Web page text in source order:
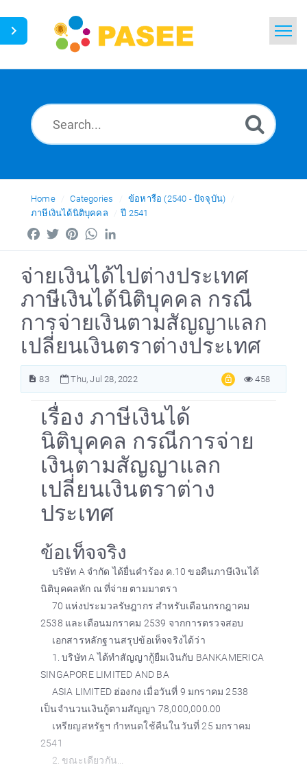
News
Ask a Question
Home Categories
ข้อหารือ (2540 - ปัจจุบัน)
ภาษีเงินได้นิติบุคคล
ปี 2541
FacebookTwitterPinterestWhatsApp
จ่ายเงินได้ไปต่างประเทศ
ภาษีเงินได้นิติบุคคล กรณี
การจ่ายเงินตามสัญญาแลก
เปลี่ยนเงินตราต่างประเทศ
83 Thu, Jul 28, 2022 458
เรื่อง ภาษีเงินได้
นิติบุคคล กรณีการจ่าย
เงินตามสัญญาแลก
เปลี่ยนเงินตราต่าง
ประเทศ
ข้อเท็จจริง
บริษัท A จำกัด ได้ยื่นคำร้อง ค.10 ขอคืนภาษีเงินได้
นิติบุคคลหัก ณ ที่จ่าย ตามมาตรา
70 แห่งประมวลรัษฎากร สำหรับเดือนกรกฎาคม
2538 และเดือนมกราคม 2539 จากการตรวจสอบ
เอกสารหลักฐานสรุปข้อเท็จจริงได้ว่า
1. บริษัท A ได้ทำสัญญากู้ยืมเงินกับ BANKAMERICA
SINGAPORE LIMITED AND BA
ASIA LIMITED ฮ่องกง เมื่อวันที่ 9 มกราคม 2538
เป็นจำนวนเงินกู้ตามสัญญา 78,000,000.00
เหรียญสหรัฐฯ กำหนดใช้คืนในวันที่ 25 มกราคม
2541
2. ขณะเดียวกัน...